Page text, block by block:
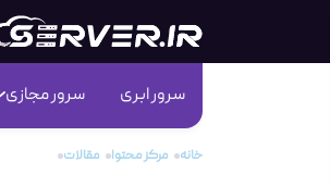
سرور ابری سرور مجازی
خانه مرکز محتوا مقالات